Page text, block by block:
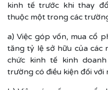
kinh tế trước khi thay
thuộc một trong các
a) Việc góp vốn, mua cổ
tăng tỷ lệ sở hữu của các
chức kinh tế kinh
trường có điều kiện đối với